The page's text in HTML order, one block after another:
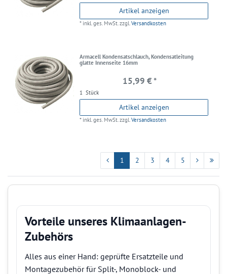
Artikel anzeigen
* inkl. ges. MwSt.zzgl.Versandkosten
Armacell Kondensatschlauch, Kondensatleitung
glatte Innenseite 16mm
15,99 € *
1 Stück
Artikel anzeigen
* inkl. ges. MwSt.zzgl.Versandkosten
1 2 3 4 5
Vorteile unseres Klimaanlagen-
Zubehörs
Alles aus einer Hand: geprüfte Ersatzteile und
Montagezubehör für Split-, Monoblock- und